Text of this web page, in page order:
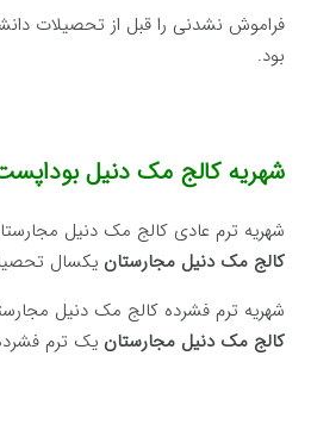
فراموش نشدنی را قبل از تحصیلات
بود.
شهریه کالج مک دنیل
شهریه ترم عادی کالج مک دنیل
کالج مک دنیل مجارستانیکسال تحصیلی
شهریه ترم فشرده کالج مک دنیل
کالج مک دنیل مجارستان یک ترم فشرده ۶۴۳۰